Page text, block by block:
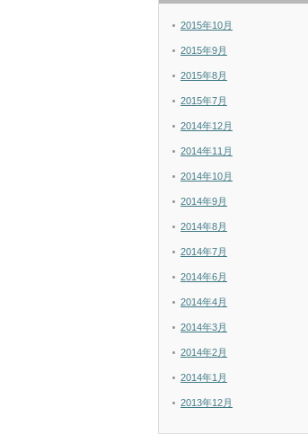
2015年10月
2015年9月
2015年8月
2015年7月
2014年12月
2014年11月
2014年10月
2014年9月
2014年8月
2014年7月
2014年6月
2014年4月
2014年3月
2014年2月
2014年1月
2013年12月